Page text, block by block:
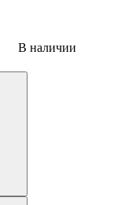
В наличии